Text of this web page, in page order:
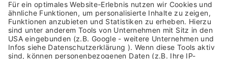
>Template: Vertragsmanagement
>Template: Digitale Zeiterfassung